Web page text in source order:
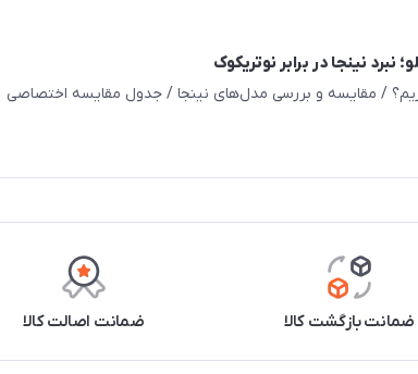
نینجا در برابر نوتریکوک
/ مقایسه و بررسی مدل‌های نینجا / جدول مقایسه اختصاصی
ضمانت بازگشت کالا ضمانت اصالت کالا